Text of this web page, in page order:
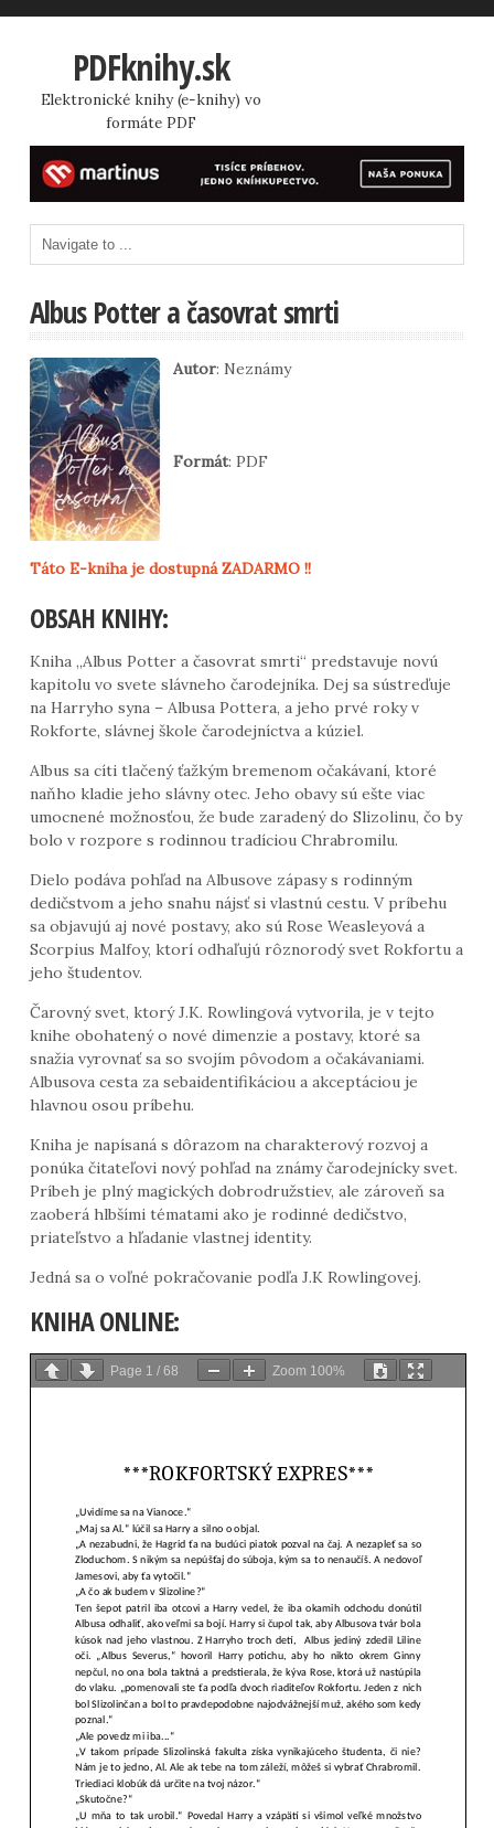
PDFknihy.sk
Elektronické knihy (e-knihy) vo
formáte PDF
Albus Potter a časovrat smrti
Autor: Neznámy
Formát: PDF
Táto E-kniha je dostupná ZADARMO !!
OBSAH KNIHY:
Kniha „Albus Potter a časovrat smrti“ predstavuje novú
kapitolu vo svete slávneho čarodejníka. Dej sa sústreďuje
na Harryho syna – Albusa Pottera, a jeho prvé roky v
Rokforte, slávnej škole čarodejníctva a kúziel.
Albus sa cíti tlačený ťažkým bremenom očakávaní, ktoré
naňho kladie jeho slávny otec. Jeho obavy sú ešte viac
umocnené možnosťou, že bude zaradený do Slizolinu, čo by
bolo v rozpore s rodinnou tradíciou Chrabromilu.
Dielo podáva pohľad na Albusove zápasy s rodinným
dedičstvom a jeho snahu nájsť si vlastnú cestu. V príbehu
sa objavujú aj nové postavy, ako sú Rose Weasleyová a
Scorpius Malfoy, ktorí odhaľujú rôznorodý svet Rokfortu a
jeho študentov.
Čarovný svet, ktorý J.K. Rowlingová vytvorila, je v tejto
knihe obohatený o nové dimenzie a postavy, ktoré sa
snažia vyrovnať sa so svojím pôvodom a očakávaniami.
Albusova cesta za sebaidentifikáciou a akceptáciou je
hlavnou osou príbehu.
Kniha je napísaná s dôrazom na charakterový rozvoj a
ponúka čitateľovi nový pohľad na známy čarodejnícky svet.
Príbeh je plný magických dobrodružstiev, ale zároveň sa
zaoberá hlbšími tématami ako je rodinné dedičstvo,
priateľstvo a hľadanie vlastnej identity.
Jedná sa o voľné pokračovanie podľa J.K Rowlingovej.
KNIHA ONLINE:
Page 1 / 68 Zoom 100%